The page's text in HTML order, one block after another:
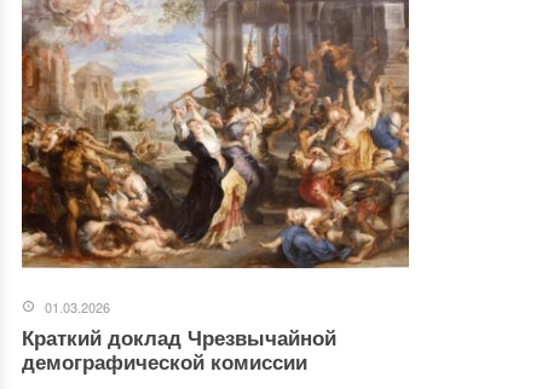
01.03.2026
Краткий доклад Чрезвычайной
демографической комиссии